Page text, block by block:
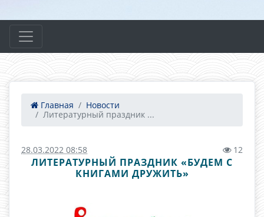
Главная
Новости
Литературный праздник ...
28.03.2022 08:58 12
ЛИТЕРАТУРНЫЙ ПРАЗДНИК «БУДЕМ С
КНИГАМИ ДРУЖИТЬ»